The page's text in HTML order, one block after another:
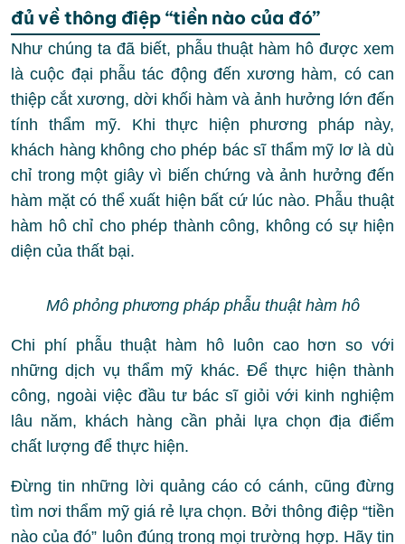
đủ về thông điệp “tiền nào của đó”
Như chúng ta đã biết, phẫu thuật hàm hô được xem
là cuộc đại phẫu tác động đến xương hàm, có can
thiệp cắt xương, dời khối hàm và ảnh hưởng lớn đến
tính thẩm mỹ. Khi thực hiện phương pháp này,
khách hàng không cho phép bác sĩ thẩm mỹ lơ là dù
chỉ trong một giây vì biến chứng và ảnh hưởng đến
hàm mặt có thể xuất hiện bất cứ lúc nào. Phẫu thuật
hàm hô chỉ cho phép thành công, không có sự hiện
diện của thất bại.
Mô phỏng phương pháp phẫu thuật hàm hô
Chi phí phẫu thuật hàm hô luôn cao hơn so với
những dịch vụ thẩm mỹ khác. Để thực hiện thành
công, ngoài việc đầu tư bác sĩ giỏi với kinh nghiệm
lâu năm, khách hàng cần phải lựa chọn địa điểm
chất lượng để thực hiện.
Đừng tin những lời quảng cáo có cánh, cũng đừng
tìm nơi thẩm mỹ giá rẻ lựa chọn. Bởi thông điệp “tiền
nào của đó” luôn đúng trong mọi trường hợp. Hãy tin